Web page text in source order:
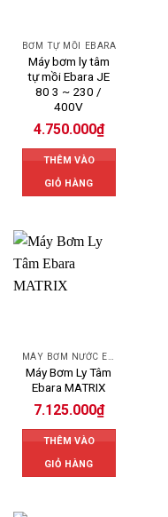
BƠM TỰ MỒI EBARA
Máy bơm ly tâm
tự mồi Ebara JE
80 3 ~ 230 /
400V
4.750.000₫
THÊM VÀO
GIỎ HÀNG
MÁY BƠM NƯỚC EBARA
Máy Bơm Ly Tâm
Ebara MATRIX
7.125.000₫
THÊM VÀO
GIỎ HÀNG